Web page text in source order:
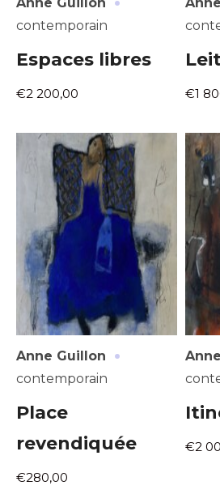
Nom
Prénom
J'accepte lestermes et
* Champ obligatoire
Nom
Prénom
Statut / Organisation
J'accepte lestermes et
* Champ obligatoire
contemporain
Espaces libres
€2 200,00 €1
Anne Guillon ·
contemporain
Place
revendiquée
€280,00
€2